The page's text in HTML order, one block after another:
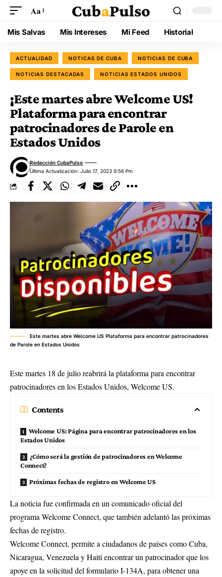
Aa
Mis Salvas Mis Intereses Mi Feed Historial
ACTUALIDAD NOTICAS DE CUBA NOTICIAS DE CUBA
NOTICIAS DESTACADAS NOTICIAS ESTADOS UNIDOS
¡Este martes abre Welcome US!
Plataforma para encontrar
patrocinadores de Parole en
Estados Unidos
Última Actualización: Julio 17, 2023 9:56 Pm
Redacción CubaPulso
Este martes abre Welcome US Plataforma para encontrar patrocinadores
de Parole en Estados Unidos
Este martes 18 de julio reabrirá la plataforma para encontrar
patrocinadores en los Estados Unidos, Welcome US.
Contents
Welcome US: Página para encontrar patrocinadores en los
Estados Unidos
¿Cómo será la gestión de patrocinadores en Welcome
Connect?
Próximas fechas de registro en Welcome US
La noticia fue confirmada en un comunicado oficial del
programa Welcome Connect, que también adelantó las próximas
fechas de registro.
Welcome Connect, permite a ciudadanos de países como Cuba,
Nicaragua, Venezuela y Haití encontrar un patrocinador que los
apoye en la solicitud del formulario I-134A, para obtener una